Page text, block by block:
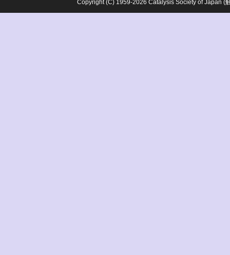
Copyright (C) 1959-2026 Catalysis Society of Japan (